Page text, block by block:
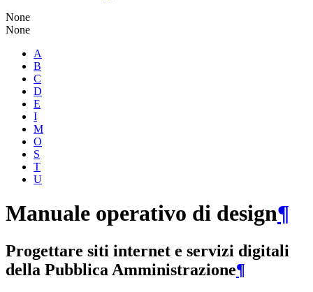
None
None
A
B
C
D
E
I
M
O
S
T
U
Manuale operativo di design¶
Progettare siti internet e servizi digitali
della Pubblica Amministrazione¶